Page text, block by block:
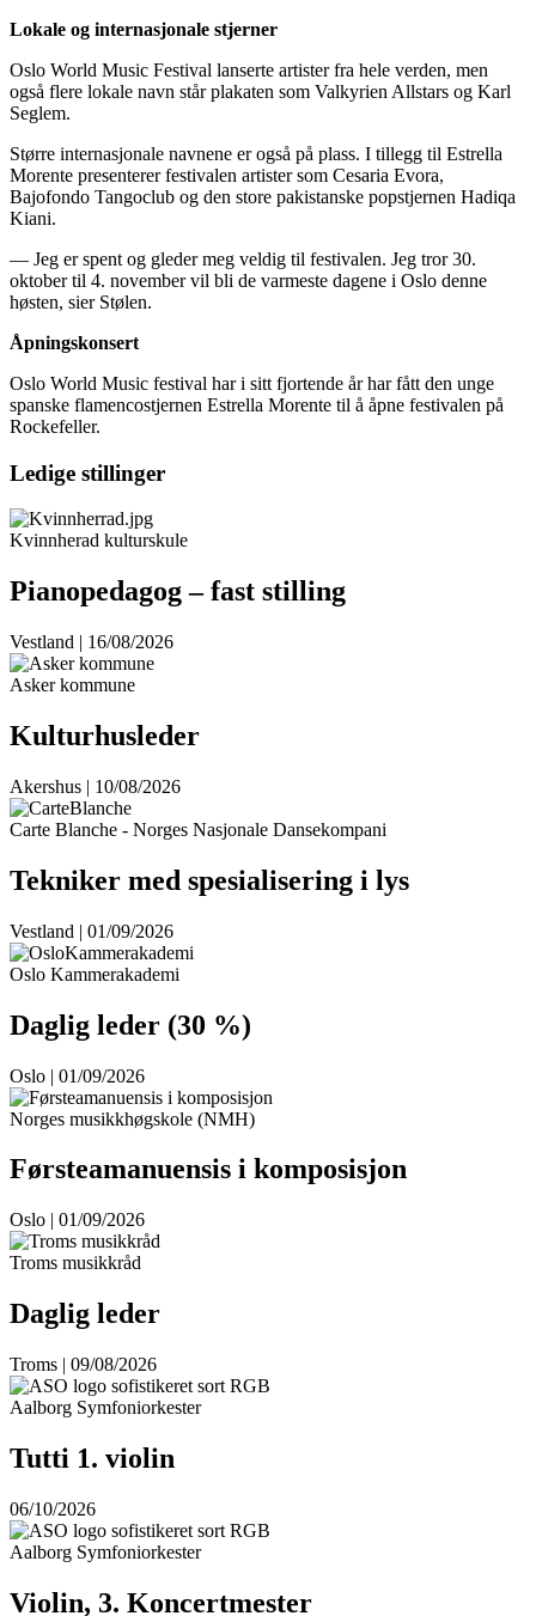
Lokale og internasjonale stjerner
Oslo World Music Festival lanserte artister fra hele verden, men
også flere lokale navn står plakaten som Valkyrien Allstars og Karl
Seglem.
Større internasjonale navnene er også på plass. I tillegg til Estrella
Morente presenterer festivalen artister som Cesaria Evora,
Bajofondo Tangoclub og den store pakistanske popstjernen Hadiqa
Kiani.
— Jeg er spent og gleder meg veldig til festivalen. Jeg tror 30.
oktober til 4. november vil bli de varmeste dagene i Oslo denne
høsten, sier Stølen.
Åpningskonsert
Oslo World Music festival har i sitt fjortende år har fått den unge
spanske flamencostjernen Estrella Morente til å åpne festivalen på
Rockefeller.
Ledige stillinger
Kvinnherad kulturskule
Pianopedagog – fast stilling
Vestland | 16/08/2026
Asker kommune
Kulturhusleder
Akershus | 10/08/2026
Carte Blanche - Norges Nasjonale Dansekompani
Tekniker med spesialisering i lys
Vestland | 01/09/2026
Oslo Kammerakademi
Daglig leder (30 %)
Oslo | 01/09/2026
Norges musikkhøgskole (NMH)
Førsteamanuensis i komposisjon
Oslo | 01/09/2026
Troms musikkråd
Daglig leder
Troms | 09/08/2026
Aalborg Symfoniorkester
Tutti 1. violin
06/10/2026
Aalborg Symfoniorkester
Violin, 3. Koncertmester